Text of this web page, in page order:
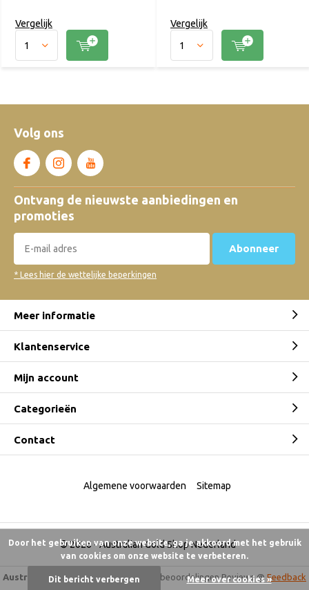
Vergelijk Vergelijk
Volg ons
Ontvang de nieuwste aanbiedingen en
promoties
Abonneer
* Lees hier de wettelijke beperkingen
Meer informatie
Klantenservice
Mijn account
Categorieën
Contact
© 2026 -Australian Gold Shop Nederland
Algemene voorwaarden Sitemap
Australian Gold Shop 9,5/10-6.175 beoordelingenReviews @ Feedback
Door het gebruiken van onze website, ga je akkoord met het gebruik
van cookies om onze website te verbeteren.
Dit bericht verbergen Meer over cookies »